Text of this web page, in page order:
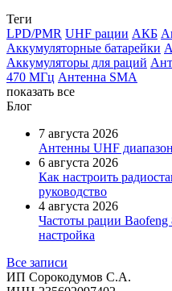
Теги
LPD/PMR UHF рации АКБ
Аккумуляторные батарейки
Аккумуляторы для раций
470 МГц Антенна SMA
показать все
Блог
7 августа 2026
Антенны UHF
6 августа 2026
Как настроить
руководство
4 августа 2026
Частоты рации Baofeng
настройка
Все записи
ИП Сорокодумов С.А.